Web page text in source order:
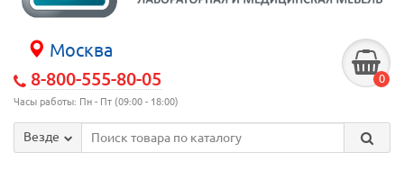
Москва
8-800-555-80-05
Часы работы: Пн - Пт (09:00 - 18:00)
0
Везде